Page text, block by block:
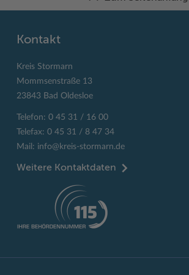
Kontakt
Kreis Stormarn
Mommsenstraße 13
23843 Bad Oldesloe
Telefon: 0 45 31 / 16 00
Telefax: 0 45 31 / 8 47 34
Mail: info@kreis-stormarn.de
Weitere Kontaktdaten